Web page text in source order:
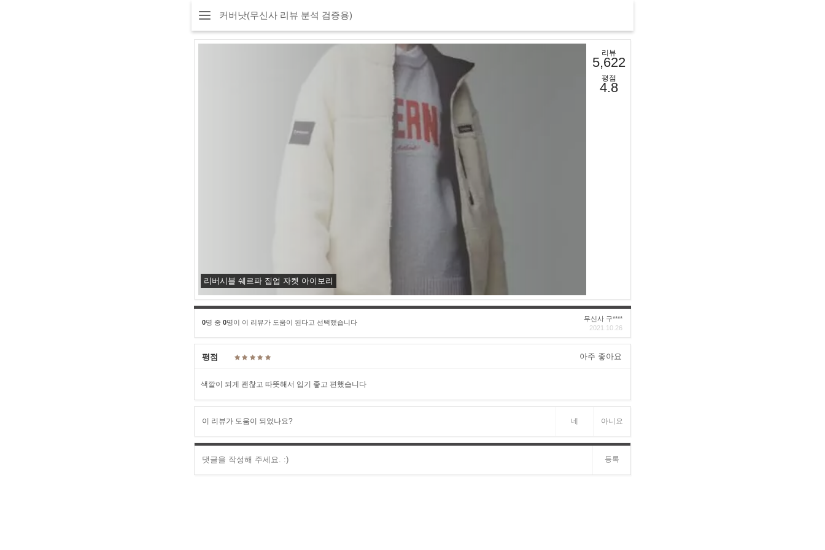
커버낫(무신사 리뷰 분석 검증용)
리버시블 쉐르파 집업 자켓 아이보리
리뷰
5,622
평점
4.8
0명 중 0명이 이 리뷰가 도움이 된다고 선택했습니다
무신사 구****
2021.10.26
평점 아주 좋아요
색깔이 되게 괜찮고 따뜻해서 입기 좋고 편했습니다
이 리뷰가 도움이 되었나요? 네 아니요
등록